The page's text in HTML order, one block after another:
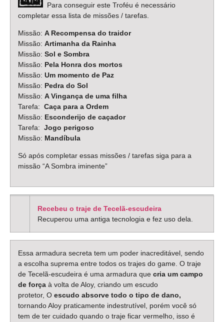
Para conseguir este Troféu é necessário
completar essa lista de missões / tarefas.
Missão: A Recompensa do traidor
Missão: Artimanha da Rainha
Missão: Sol e Sombra
Missão: Pela Honra dos mortos
Missão: Um momento de Paz
Missão: Pedra do Sol
Missão: A Vingança de uma filha
Tarefa: Caça para a Ordem
Missão: Esconderijo de caçador
Tarefa: Jogo perigoso
Missão: Mandíbula
Só após completar essas missões / tarefas siga para a
missão “A Sombra iminente”
Recebeu o traje de Tecelã-escudeira
Recuperou uma antiga tecnologia e fez uso dela.
Essa armadura secreta tem um poder inacreditável, sendo
a escolha suprema entre todos os trajes do game. O traje
de Tecelã-escudeira é uma armadura que cria um campo
de força à volta de Aloy, criando um escudo
protetor, O escudo absorve todo o tipo de dano,
tornando Aloy praticamente indestrutível, porém você só
tem de ter cuidado quando o traje ficar vermelho, isso é